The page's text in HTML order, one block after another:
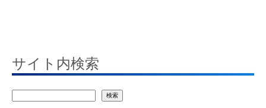
サイト内検索
検索